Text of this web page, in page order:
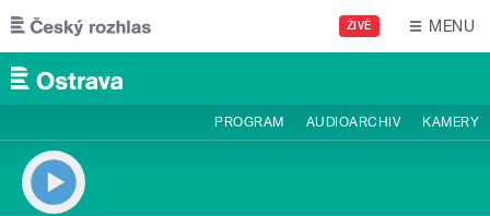
Přejít k hlavnímu obsahu
ŽIVĚ MENU
PROGRAM AUDIOARCHIV KAMERY